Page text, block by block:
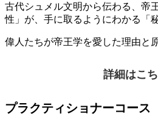
古代シュメル文明から伝わる、帝
性」が、手に取るようにわかる「
偉人たちが帝王学を愛した理由と
詳細はこ
プラクティショナーコース